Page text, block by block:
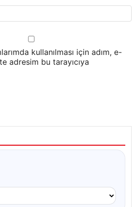
kullanılması için adım, e-
adresim bu tarayıcıya